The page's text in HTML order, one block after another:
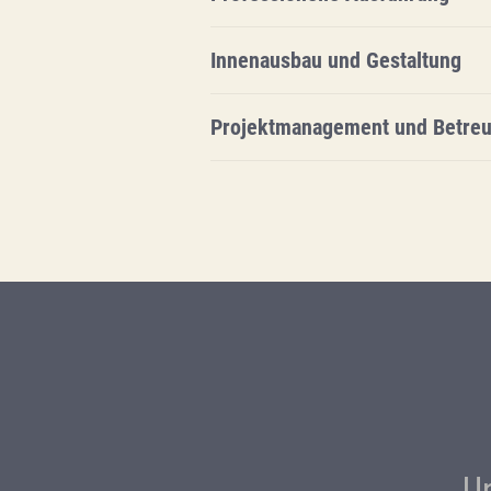
Innenausbau und Gestaltung
Projektmanagement und